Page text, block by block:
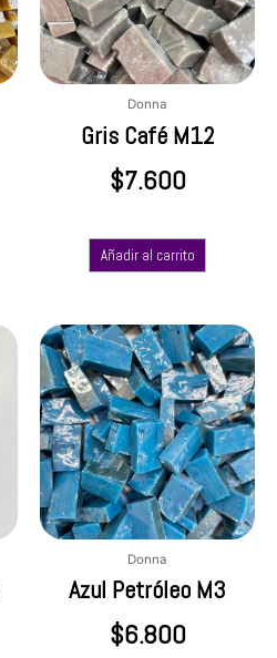
Donna
Gris Café M12
$7.600
Añadir al carrito
Donna
Azul Petróleo M3
$6.800